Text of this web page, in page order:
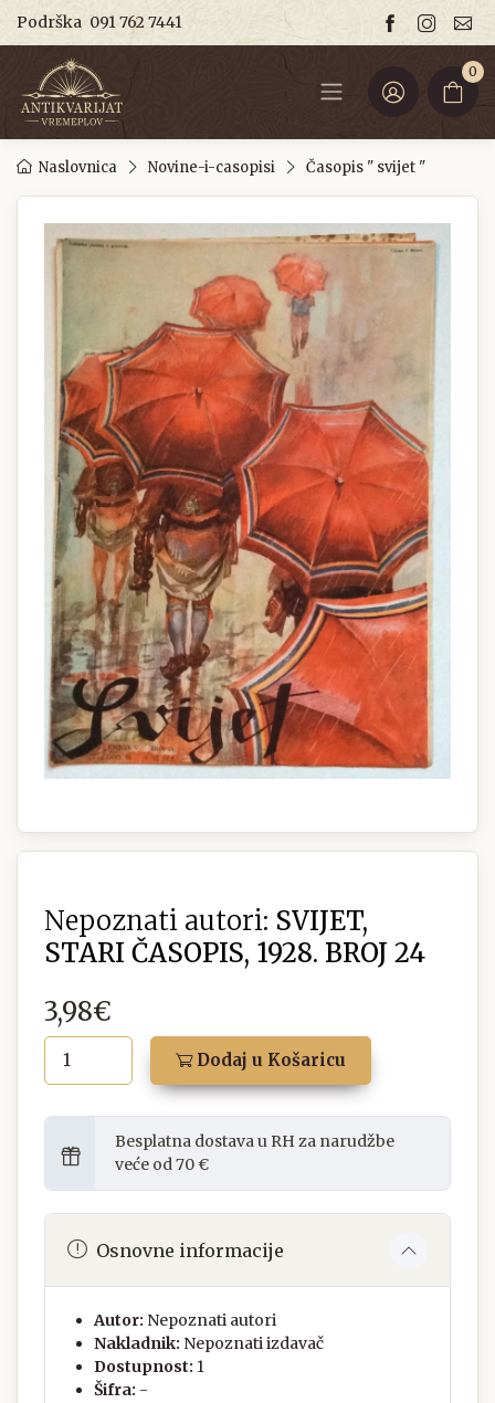
Podrška 091 762 7441
0
Naslovnica Novine-i-casopisi Časopis " svijet "
Nepoznati autori: SVIJET,
STARI ČASOPIS, 1928. BROJ 24
3,98€
Dodaj u Košaricu
Besplatna dostava u RH za narudžbe
veće od 70 €
Osnovne informacije
Autor: Nepoznati autori
Nakladnik: Nepoznati izdavač
Dostupnost: 1
Šifra: -